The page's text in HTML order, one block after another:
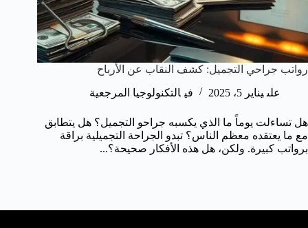
رواتب جراحي التجميل: كشف النقاب عن الأرباح
على يناير 5، 2025 في التكنولوجيا المرجعية
هل تساءلت يوماً ما الذي يكسبه جراحو التجميل؟ هل يتطابق
مع ما يعتقده معظم الناس؟ تبدو الجراحة التجميلية براقة
برواتب كبيرة. ولكن، هل هذه الأفكار صحيحة؟...